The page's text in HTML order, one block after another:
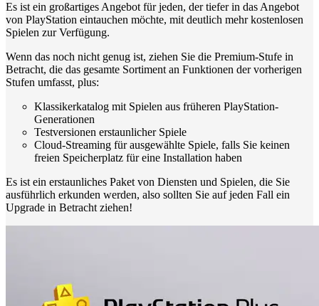
Es ist ein großartiges Angebot für jeden, der tiefer in das Angebot
von PlayStation eintauchen möchte, mit deutlich mehr kostenlosen
Spielen zur Verfügung.
Wenn das noch nicht genug ist, ziehen Sie die Premium-Stufe in
Betracht, die das gesamte Sortiment an Funktionen der vorherigen
Stufen umfasst, plus:
Klassikerkatalog mit Spielen aus früheren PlayStation-
Generationen
Testversionen erstaunlicher Spiele
Cloud-Streaming für ausgewählte Spiele, falls Sie keinen
freien Speicherplatz für eine Installation haben
Es ist ein erstaunliches Paket von Diensten und Spielen, die Sie
ausführlich erkunden werden, also sollten Sie auf jeden Fall ein
Upgrade in Betracht ziehen!